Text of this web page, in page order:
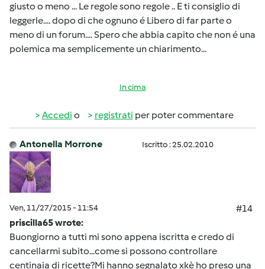
giusto o meno ... Le regole sono regole .. E ti consiglio di
leggerle.... dopo di che ognuno é Libero di far parte o
meno di un forum.... Spero che abbia capito che non é una
polemica ma semplicemente un chiarimento...
In cima
Accedi o registrati per poter commentare
Antonella Morrone Iscritto : 25.02.2010
Ven, 11/27/2015 - 11:54
#14
priscilla65 wrote:
Buongiorno a tutti mi sono appena iscritta e credo di
cancellarmi subito...come si possono controllare
centinaia di ricette?Mi hanno segnalato xkè ho preso una